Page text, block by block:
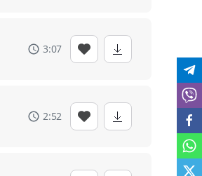
3:07
2:52